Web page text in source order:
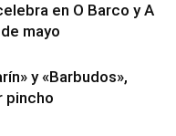
en O Barco y A
mayo
y «Barbudos»,
pincho